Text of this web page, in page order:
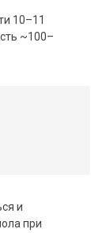
10–11
~100–
и
при